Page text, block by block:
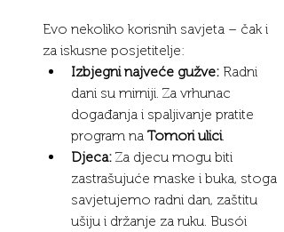
Evo nekoliko korisnih savjeta – čak i
za iskusne posjetitelje:
Izbjegni najveće gužve: Radni
dani su mirniji. Za vrhunac
događanja i spaljivanje pratite
program na Tomori ulici.
Djeca: Za djecu mogu biti
zastrašujuće maske i buka, stoga
savjetujemo radni dan, zaštitu
ušiju i držanje za ruku. Busói